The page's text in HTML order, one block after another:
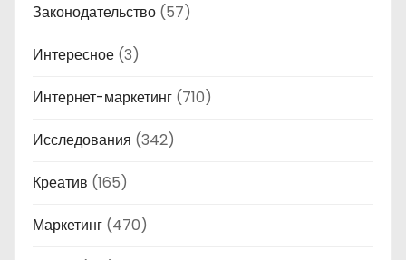
Законодательство (57)
Интересное (3)
Интернет-маркетинг (710)
Исследования (342)
Креатив (165)
Маркетинг (470)